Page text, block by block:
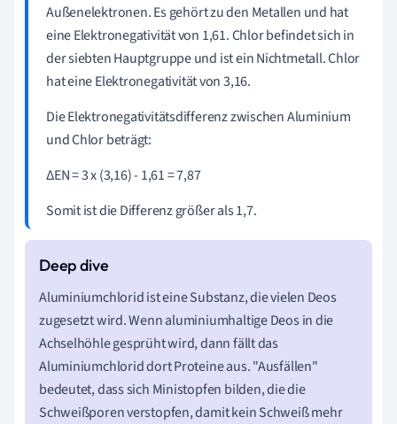
Außenelektronen.Es gehört zu den Metallen und hat
eine Elektronegativität von 1,61.Chlor befindet sich in
der siebten Hauptgruppe und ist ein Nichtmetall. Chlor
hat eineElektronegativitätvon 3,16.
Die Elektronegativitätsdifferenz zwischen Aluminium
und Chlor beträgt:
ΔEN = 3 x (3,16) - 1,61 = 7,87
Somit ist die Differenz größer als 1,7.
Aluminiumchlorid ist eine Substanz, die vielen Deos
zugesetzt wird. Wenn aluminiumhaltige Deos in die
Achselhöhle gesprüht wird, dann fällt das
Aluminiumchlorid dort Proteine aus. "Ausfällen"
bedeutet, dass sich Ministopfen bilden, die die
Schweißporen verstopfen, damit kein Schweiß mehr